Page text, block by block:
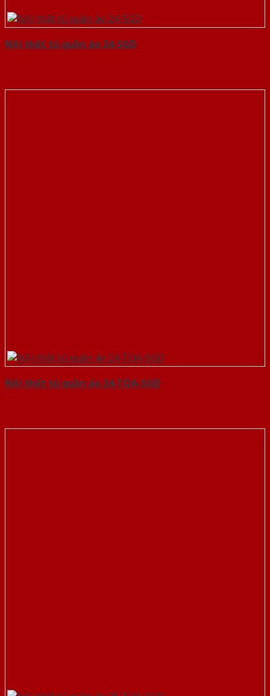
Nội thất tủ quần áo 24-SGD
Nội thất tủ quần áo 24-TQA-SGD